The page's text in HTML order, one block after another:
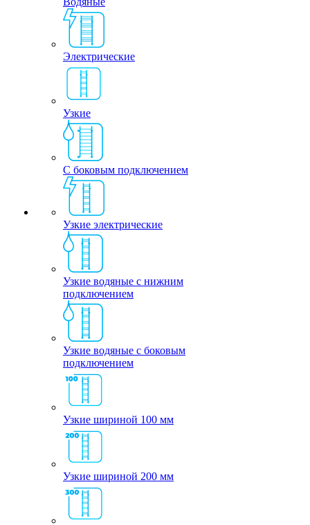
Электрические
Узкие
С боковым подключением
Узкие электрические
Узкие водяные с нижним
подключением
Узкие водяные с боковым
подключением
Узкие шириной 100 мм
Узкие шириной 200 мм